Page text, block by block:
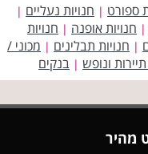
ספורט | חנויות נעליים |
| חנויות אופנה | חנויות
| חנויות תבלינים | מכוני /
ונופש | בנקים
מהיר